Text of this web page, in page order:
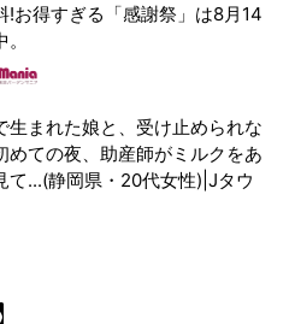
!お得すぎる「感謝祭」は8月14
生まれた娘と、受け止められな
めての夜、助産師がミルクをあ
て...(静岡県・20代女性)|Jタウ